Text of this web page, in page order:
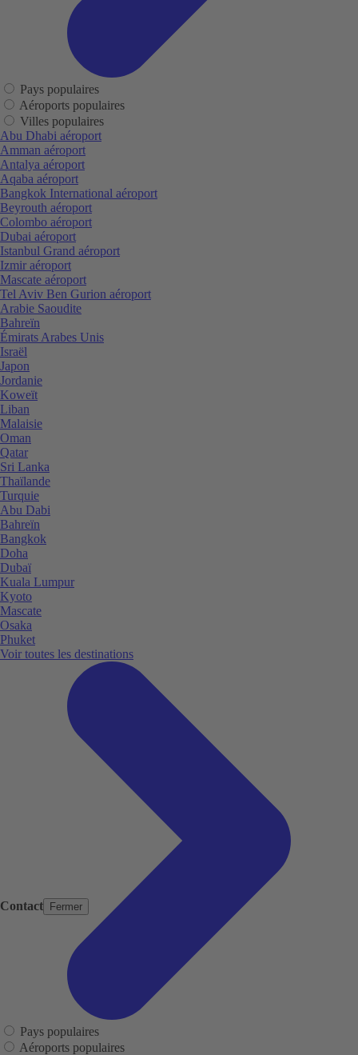
Contact Fermer
Pays populaires
Aéroports populaires
Villes populaires
Abu Dhabi aéroport
Amman aéroport
Antalya aéroport
Aqaba aéroport
Bangkok International aéroport
Beyrouth aéroport
Colombo aéroport
Dubai aéroport
Istanbul Grand aéroport
Izmir aéroport
Mascate aéroport
Tel Aviv Ben Gurion aéroport
Arabie Saoudite
Bahreïn
Émirats Arabes Unis
Israël
Japon
Jordanie
Koweït
Liban
Malaisie
Oman
Qatar
Sri Lanka
Thaïlande
Turquie
Abu Dabi
Bahreïn
Bangkok
Doha
Dubaï
Kuala Lumpur
Kyoto
Mascate
Osaka
Phuket
Voir toutes les destinations
Pays populaires
Aéroports populaires